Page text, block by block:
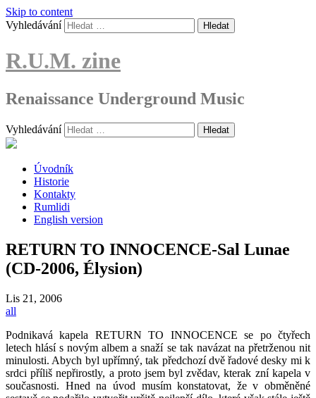
Skip to content
Vyhledávání
R.U.M. zine
Renaissance Underground Music
Vyhledávání
Úvodník
Historie
Kontakty
Rumlidi
English version
RETURN TO INNOCENCE-Sal Lunae
(CD-2006, Élysion)
Lis 21, 2006
all
Podnikavá kapela RETURN TO INNOCENCE se po čtyřech
letech hlásí s novým albem a snaží se tak navázat na přetrženou nit
minulosti. Abych byl upřímný, tak předchozí dvě řadové desky mi k
srdci příliš nepřirostly, a proto jsem byl zvědav, kterak zní kapela v
současnosti. Hned na úvod musím konstatovat, že v obměněné